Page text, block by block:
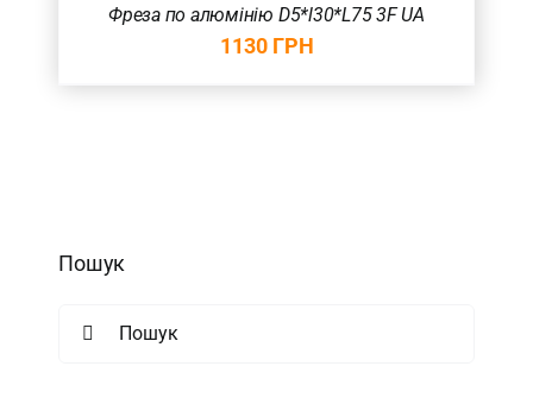
Фреза по алюмінію D5*l30*L75 3F UA
1130 ГРН
Пошук